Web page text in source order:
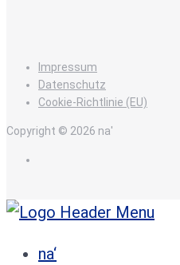
Impressum
Datenschutz
Cookie-Richtlinie (EU)
Copyright © 2026 na'
na‘